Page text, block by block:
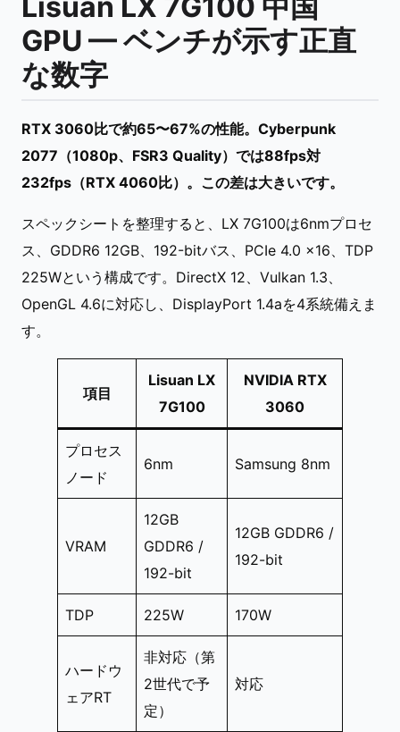
GPU — ベンチが示す正直
な数字
RTX 3060比で約65〜67%の性能。Cyberpunk
2077（1080p、FSR3 Quality）では88fps対
232fps（RTX 4060比）。この差は大きいです。
スペックシートを整理すると、LX 7G100は6nmプロセ
ス、GDDR6 12GB、192-bitバス、PCIe 4.0 x16、TDP
225Wという構成です。DirectX 12、Vulkan 1.3、
OpenGL 4.6に対応し、DisplayPort 1.4aを4系統備えま
す。
項目
Lisuan LX
7G100
NVIDIA RTX
3060
プロセス
ノード
6nm Samsung 8nm
VRAM
12GB
GDDR6 /
192-bit
12GB GDDR6 /
192-bit
TDP 225W 170W
ハードウ
ェアRT
非対応（第
2世代で予
定）
対応